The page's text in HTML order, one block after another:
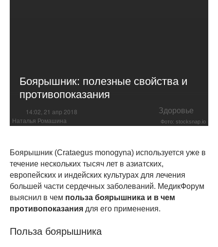
Боярышник: полезные свойства и
противопоказания
14:02, 21 апр 2018 Здоровье
Наталья Ромашина Фото: stocksnap.io
Боярышник (Crataegus monogyna) используется уже в
течение нескольких тысяч лет в азиатских,
европейских и индейских культурах для лечения
большей части сердечных заболеваний. МедикФорум
выяснил в чем польза боярышника и в чем
противопоказания для его применения.
Польза боярышника